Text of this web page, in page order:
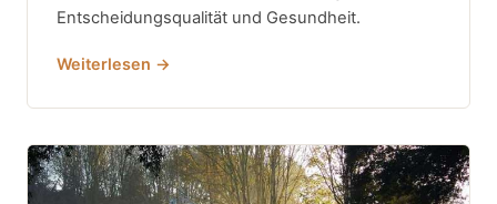
Entscheidungsqualität und Gesundheit.
Weiterlesen →